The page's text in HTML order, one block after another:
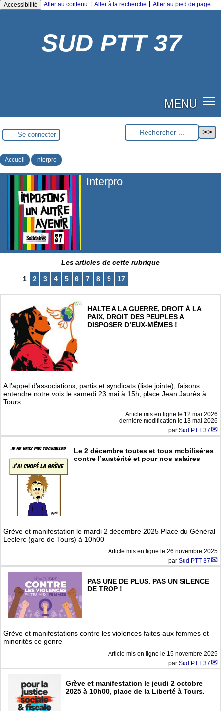
Accessibilité Aller au contenu Aller à la recherche Aller au pied de page
SUD PTT 37
MENU
Se connecter
Accueil Interpro
Interpro
Les articles de cette rubrique
1 2 3 4 5 6 7 8 9 17
HALTE A LA GUERRE, DROIT À LA
PAIX, DROIT DES PEUPLES A
DISPOSER D’EUX-MÊMES !
A l’appel d’associations, partis et syndicats (liste jointe), faisons
entendre notre voix le samedi 23 mai à 15h, place Jean Jaurès à
Tours
Article mis en ligne le 12 mai 2026
dernière modification le 13 mai 2026
par Sud PTT 37
Le 2 décembre toutes et tous mobilisé·es
contre l’austérité et pour nos salaires
Grève et manifestation le mardi 2 décembre 2025 Place du Général
Leclerc (gare de Tours) à 10h00
Article mis en ligne le 26 novembre 2025
par Sud PTT 37
PAS UNE DE PLUS. PAS UN SILENCE
DE TROP !
Grève et manifestations contre les violences faites aux femmes et
minorités de genre
Article mis en ligne le 15 novembre 2025
par Sud PTT 37
Grève et manifestation le jeudi 2 octobre
2025 à 10h00, place de la Liberté à Tours.